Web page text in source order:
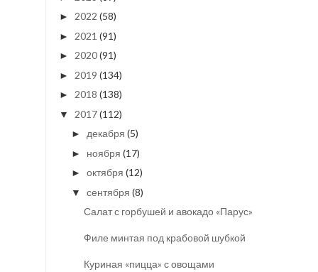
► 2022 (58)
► 2021 (91)
► 2020(91)
► 2019 (134)
► 2018 (138)
▼ 2017(112)
► декабря (5)
► ноября (17)
► октября (12)
▼ сентября (8)
Салат с горбушей и авокадо «Парус»
Филе минтая под крабовой шубкой
Куриная «пицца» с овощами